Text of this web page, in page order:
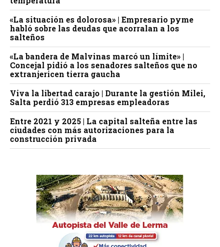
«La situación es dolorosa» | Empresario pyme
habló sobre las deudas que acorralan a los
salteños
«La bandera de Malvinas marcó un límite» |
Concejal pidió a los senadores salteños que no
extranjericen tierra gaucha
Viva la libertad carajo | Durante la gestión Milei,
Salta perdió 313 empresas empleadoras
Entre 2021 y 2025 | La capital salteña entre las
ciudades con más autorizaciones para la
construcción privada